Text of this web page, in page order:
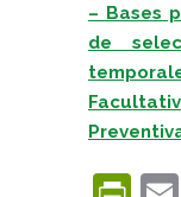
– Bases
de